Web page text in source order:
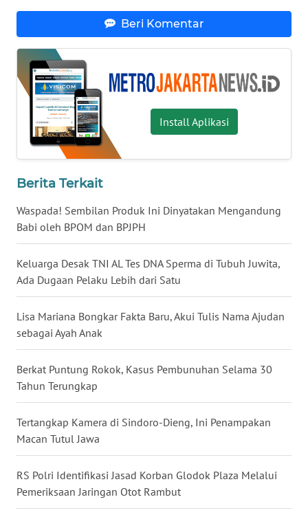
Beri Komentar
Install Aplikasi
Berita Terkait
Waspada! Sembilan Produk Ini Dinyatakan Mengandung
Babi oleh BPOM dan BPJPH
Keluarga Desak TNI AL Tes DNA Sperma di Tubuh Juwita,
Ada Dugaan Pelaku Lebih dari Satu
Lisa Mariana Bongkar Fakta Baru, Akui Tulis Nama Ajudan
sebagai Ayah Anak
Berkat Puntung Rokok, Kasus Pembunuhan Selama 30
Tahun Terungkap
Tertangkap Kamera di Sindoro-Dieng, Ini Penampakan
Macan Tutul Jawa
RS Polri Identifikasi Jasad Korban Glodok Plaza Melalui
Pemeriksaan Jaringan Otot Rambut
KALTARA
WN
KALSEL
WN
KALTIM
WN
WN
WN
MALUKU
WN
MALUT
WN
DAIRI
WN
DANAU